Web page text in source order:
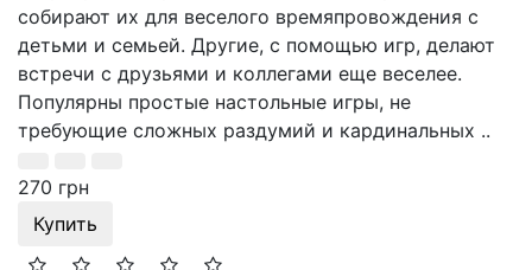
собирают их для веселого времяпровождения с
детьми и семьей. Другие, с помощью игр, делают
встречи с друзьями и коллегами еще веселее.
Популярны простые настольные игры, не
требующие сложных раздумий и кардинальных ..
270 грн
Купить